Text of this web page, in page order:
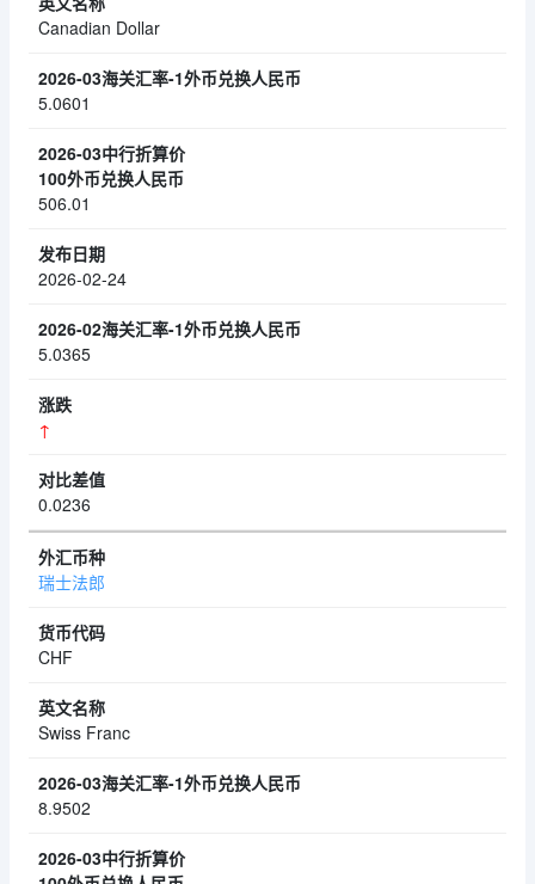
Canadian Dollar
5.0601
506.01
2026-02-24
5.0365
↑
0.0236
瑞士法郎
CHF
Swiss Franc
8.9502